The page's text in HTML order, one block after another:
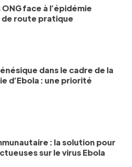
face à l’épidémie
de route pratique
dans le cadre de la
d’Ebola : une priorité
: la solution pour
sur le virus Ebola